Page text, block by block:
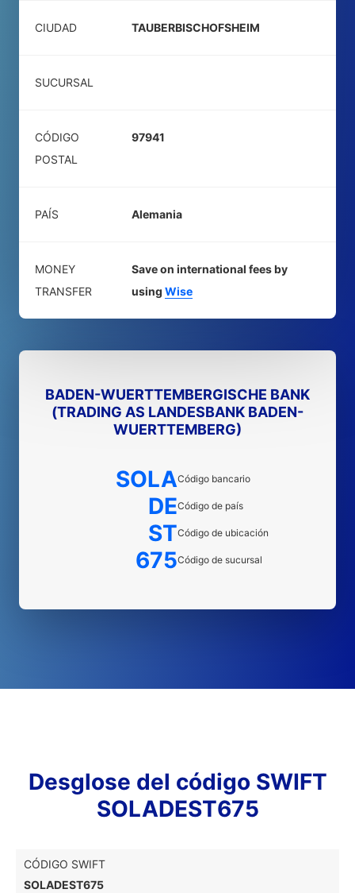
CIUDAD TAUBERBISCHOFSHEIM
SUCURSAL
CÓDIGO
POSTAL
97941
PAÍS Alemania
MONEY
TRANSFER
Save on international fees by
using Wise
BADEN-WUERTTEMBERGISCHE BANK
(TRADING AS LANDESBANK BADEN-
WUERTTEMBERG)
SOLACódigo bancario
DECódigo de país
STCódigo de ubicación
675Código de sucursal
Desglose del código SWIFT
SOLADEST675
CÓDIGO SWIFT
SOLADEST675